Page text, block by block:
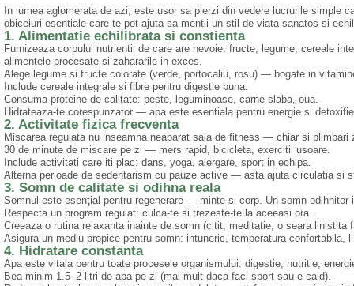
In lumea aglomerata de azi, este usor sa pierzi din vedere lucrurile simple
obiceiuri esentiale care te pot ajuta sa mentii un stil de viata sanatos si
1. Alimentatie echilibrata si constienta
Furnizeaza corpului nutrientii de care are nevoie: fructe, legume, cereale
alimentele procesate si zahararile in exces.
Alege legume si fructe colorate (verde, portocaliu, rosu) — bogate in
Include cereale integrale si fibre pentru digestie buna.
Consuma proteine de calitate: peste, leguminoase, carne slaba, oua.
Hidrateaza-te corespunzator — apa este esentiala pentru energie si
2. Activitate fizica frecventa
Miscarea regulata nu inseamna neaparat sala de fitness — chiar si
30 de minute de miscare pe zi — mers rapid, bicicleta, exercitii usoare.
Include activitati care iti plac: dans, yoga, alergare, sport in echipa.
Alterna perioade de sedentarism cu pauze active — asta ajuta circulatia si
3. Somn de calitate si odihna reala
Somnul este esenţial pentru regenerare — minte si corp. Un somn
Respecta un program regulat: culca-te si trezeste-te la aceeasi ora.
Creeaza o rutina relaxanta inainte de somn (citit, meditatie, o seara linistita
Asigura un mediu propice pentru somn: intuneric, temperatura confortabila,
4. Hidratare constanta
Apa este vitala pentru toate procesele organismului: digestie, nutritie,
Bea minim 1.5–2 litri de apa pe zi (mai mult daca faci sport sau e cald).